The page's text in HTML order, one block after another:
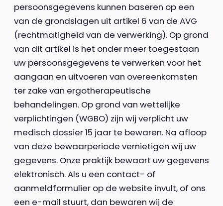
persoonsgegevens kunnen baseren op een
van de grondslagen uit artikel 6 van de AVG
(rechtmatigheid van de verwerking). Op grond
van dit artikel is het onder meer toegestaan
uw persoonsgegevens te verwerken voor het
aangaan en uitvoeren van overeenkomsten
ter zake van ergotherapeutische
behandelingen. Op grond van wettelijke
verplichtingen (WGBO) zijn wij verplicht uw
medisch dossier 15 jaar te bewaren. Na afloop
van deze bewaarperiode vernietigen wij uw
gegevens. Onze praktijk bewaart uw gegevens
elektronisch. Als u een contact- of
aanmeldformulier op de website invult, of ons
een e-mail stuurt, dan bewaren wij de